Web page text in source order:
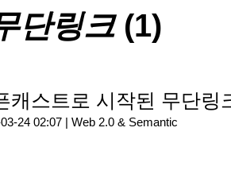
단링크(1)
캐스트로 시작된 무단링
24 02:07 | Web 2.0 & Semantic